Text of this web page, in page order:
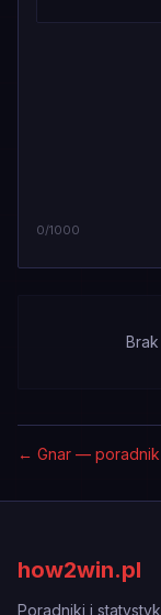
0/1000
← Gnar — poradnik
how2win.pl
Poradniki i